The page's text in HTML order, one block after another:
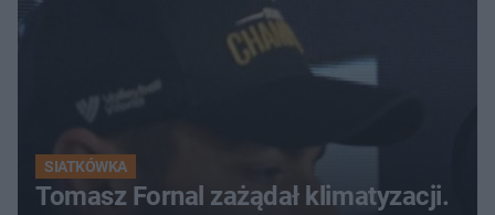
SIATKÓWKA
Tomasz Fornal zażądał klimatyzacji.